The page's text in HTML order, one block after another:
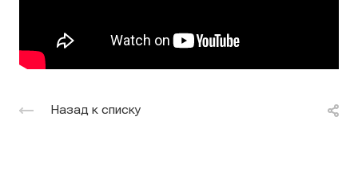
Назад к списку